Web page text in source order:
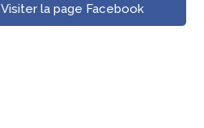
Visiter la page Facebook